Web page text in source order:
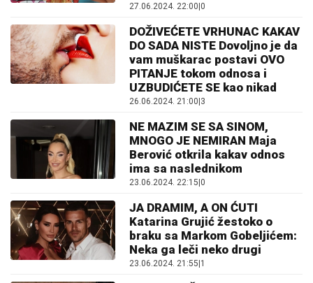
27.06.2024. 22:00 0
DOŽIVEĆETE VRHUNAC KAKAV
DO SADA NISTE Dovoljno je da
vam muškarac postavi OVO
PITANJE tokom odnosa i
UZBUDIĆETE SE kao nikad
26.06.2024. 21:00 3
NE MAZIM SE SA SINOM,
MNOGO JE NEMIRAN Maja
Berović otkrila kakav odnos
ima sa naslednikom
23.06.2024. 22:15 0
JA DRAMIM, A ON ĆUTI
Katarina Grujić žestoko o
braku sa Markom Gobeljićem:
Neka ga leči neko drugi
23.06.2024. 21:55 1